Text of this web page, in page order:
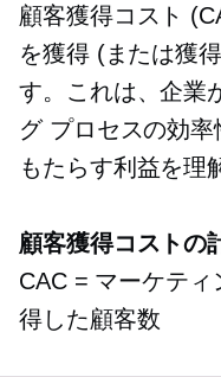
顧客獲得コスト
を獲得 (または獲
す。これは、企業
グ プロセスの効
もたらす利益を理
顧客獲得コストの
CAC = マーケテ
得した顧客数